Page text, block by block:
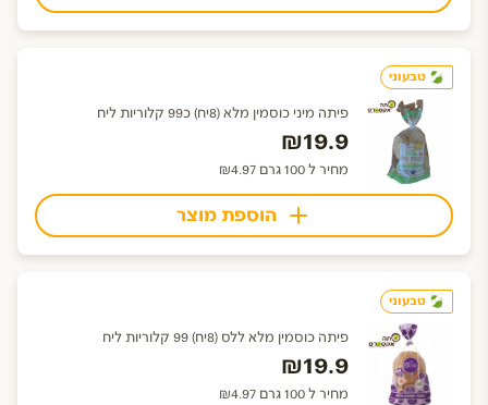
טבעוני
פיתה מיני כוסמין מלא (8יח) כ99 קלוריות ליח
₪19.9
מחיר ל 100 גרם ₪4.97
הוספת מוצר
טבעוני
פיתה כוסמין מלא ללס (8יח) 99 קלוריות ליח
₪19.9
מחיר ל 100 גרם ₪4.97